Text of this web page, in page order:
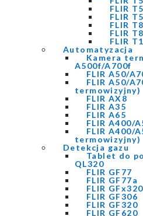
FLIR
FLIR
FLIR
FLIR
FLIR
Automatyzacja
Kamera
A500f/A700f
FLIR A50/
FLIR A50/
termowizyjny)
FLIR AX8
FLIR A35
FLIR A65
FLIR A400/
FLIR A400/
termowizyjny)
Detekcja gazu
Tablet do
QL320
FLIR GF77
FLIR GF77a
FLIR GFx320
FLIR GF306
FLIR GF320
FLIR GF620